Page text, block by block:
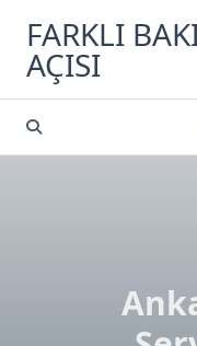
content
FARKLI
AÇISI